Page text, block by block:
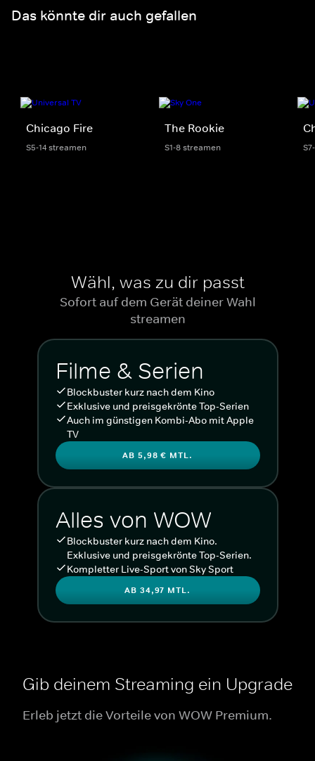
Das könnte dir auch gefallen
Chicago Fire
S5-14 streamen
The Rookie
S1-8 streamen
Wähl, was zu dir passt
Sofort auf dem Gerät deiner Wahl
streamen
Filme & Serien
Blockbuster kurz nach dem Kino
Exklusive und preisgekrönte Top-Serien
Auch im günstigen Kombi-Abo mit Apple
TV
AB 5,98 € MTL.
Alles von WOW
Blockbuster kurz nach dem Kino.
Exklusive und preisgekrönte Top-Serien.
Kompletter Live-Sport von Sky Sport
AB 34,97 MTL.
Gib deinem Streaming ein Upgrade
Erleb jetzt die Vorteile von WOW Premium.